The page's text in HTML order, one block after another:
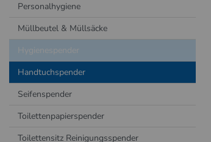
Personalhygiene
Müllbeutel & Müllsäcke
Hygienespender
Handtuchspender
Seifenspender
Toilettenpapierspender
Toilettensitz Reinigungsspender